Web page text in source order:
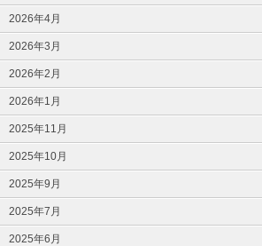
2026年4月
2026年3月
2026年2月
2026年1月
2025年11月
2025年10月
2025年9月
2025年7月
2025年6月